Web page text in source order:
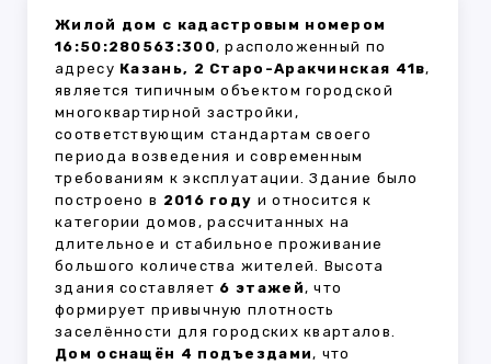
Жилой дом с кадастровым номером
16:50:280563:300, расположенный по
адресу Казань, 2 Старо-Аракчинская 41в,
является типичным объектом городской
многоквартирной застройки,
соответствующим стандартам своего
периода возведения и современным
требованиям к эксплуатации. Здание было
построено в 2016 году и относится к
категории домов, рассчитанных на
длительное и стабильное проживание
большого количества жителей. Высота
здания составляет 6 этажей, что
формирует привычную плотность
заселённости для городских кварталов.
Дом оснащён 4 подъездами, что